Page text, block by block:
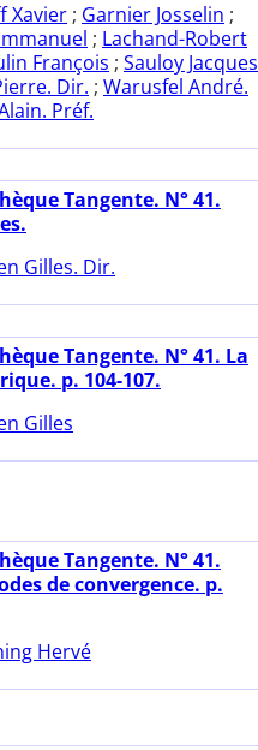
Xavier ; Garnier Josselin ;
; Lachand-Robert
François ; Sauloy Jacques
Dir. ; Warusfel André.
Préf.
Tangente. N° 41.
Gilles. Dir.
Tangente. N° 41. La
p. 104-107.
Gilles
Tangente. N° 41.
de convergence. p.
Hervé